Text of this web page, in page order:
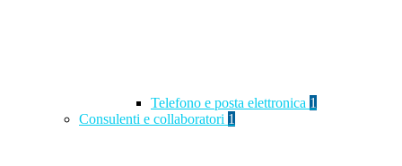
Telefono e posta elettronica 1
Consulenti e collaboratori 1